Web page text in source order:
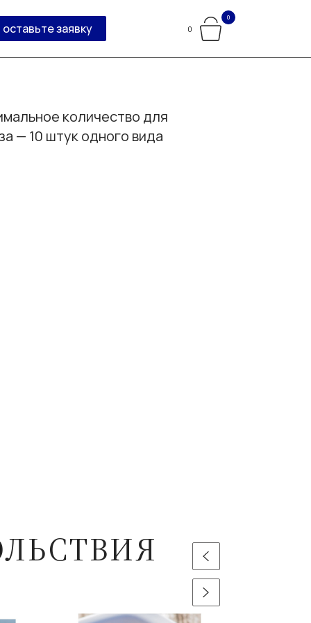
оставьте заявку 0
0
количество для
— 10 штук одного вида